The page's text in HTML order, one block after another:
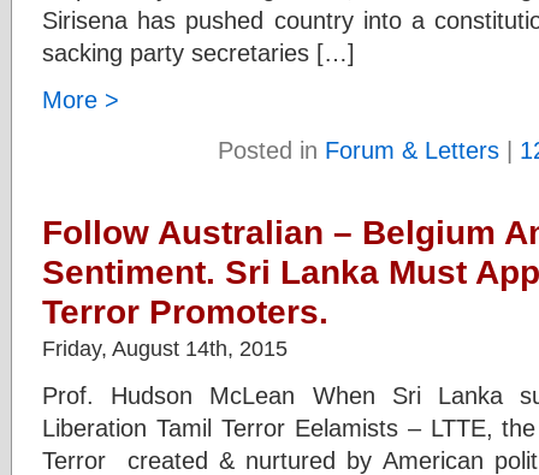
Sirisena has pushed country into a
sacking party secretaries […]
More >
Posted in Forum & Letters |
Follow Australian – Belgium
Sentiment. Sri Lanka Must
Terror Promoters.
Friday, August 14th, 2015
Prof. Hudson McLean When Sri Lanka
Liberation Tamil Terror Eelamists – LTTE,
Terror created & nurtured by American